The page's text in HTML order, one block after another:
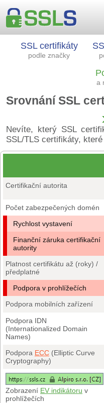
SSL certifikáty
podle značky
a
Srovnání SSL
Nevíte, který SSL
SSL/TLS certifikáty,
Certifikační autorita
Počet zabezpečených domén
Rychlost vystavení
Finanční záruka certifikační
autority
Platnost certifikátu až (roky) /
předplatné
Podpora v prohlížečích
Podpora mobilních zařízení
Podpora IDN
(Internationalized Domain
Names)
Podpora ECC (Elliptic Curve
Cryptography)
Zobrazení EV indikátoru v
prohlížečích